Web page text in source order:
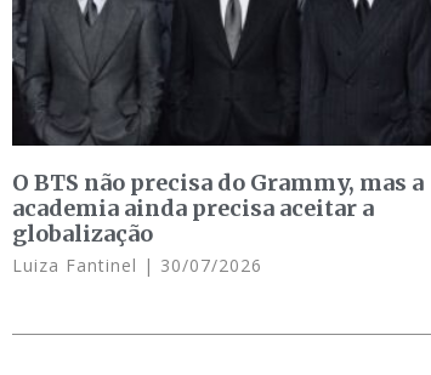
O BTS não precisa do Grammy, mas a
academia ainda precisa aceitar a
globalização
Luiza Fantinel 30/07/2026